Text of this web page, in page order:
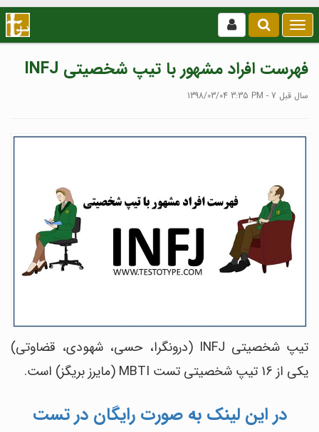
بازکردن
/
منو
فهرست افراد مشهور با تیپ شخصیتی INFJ
1398/03/04 3:35 PM - 7 سال قبل
تیپ شخصیتی INFJ (درونگرا، حسی، شهودی، قضاوتی)
یکی از 16 تیپ شخصیتی تست MBTI (مایرز بریگز) است.
در این لینک به صورت رایگان در تست